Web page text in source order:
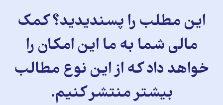
این مطلب را پسندیدید؟ کمک
مالی شما به ما این امکان را
خواهد داد که از این نوع مطالب
بیشتر منتشر کنیم.